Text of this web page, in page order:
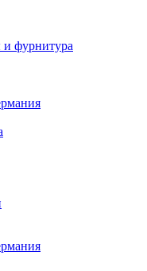
и фурнитура